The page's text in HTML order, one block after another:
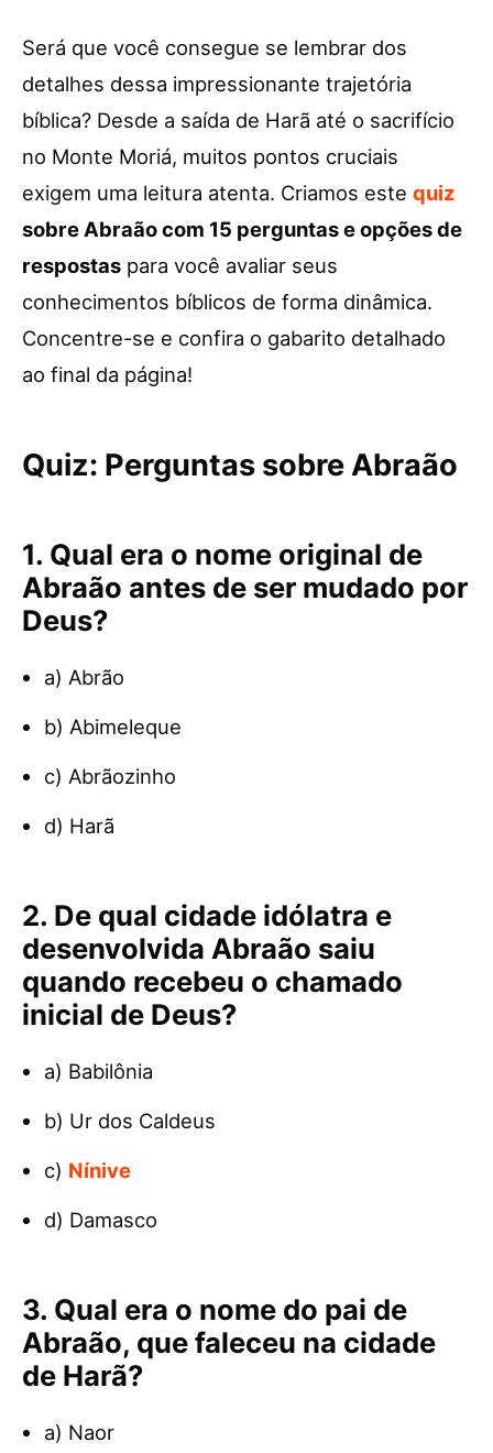
Será que você consegue se lembrar dos
detalhes dessa impressionante trajetória
bíblica? Desde a saída de Harã até o sacrifício
no Monte Moriá, muitos pontos cruciais
exigem uma leitura atenta. Criamos este quiz
sobre Abraão com 15 perguntas e opções de
respostas para você avaliar seus
conhecimentos bíblicos de forma dinâmica.
Concentre-se e confira o gabarito detalhado
ao final da página!
Quiz: Perguntas sobre Abraão
1. Qual era o nome original de
Abraão antes de ser mudado por
Deus?
a) Abrão
b) Abimeleque
c) Abrãozinho
d) Harã
2. De qual cidade idólatra e
desenvolvida Abraão saiu
quando recebeu o chamado
inicial de Deus?
a) Babilônia
b) Ur dos Caldeus
c) Nínive
d) Damasco
3. Qual era o nome do pai de
Abraão, que faleceu na cidade
de Harã?
a) Naor